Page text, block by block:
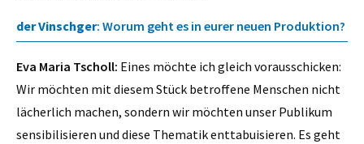
der Vinschger: Worum geht es in eurer neuen Produktion?
Eva Maria Tscholl: Eines möchte ich gleich vorausschicken:
Wir möchten mit diesem Stück betroffene Menschen nicht
lächerlich machen, sondern wir möchten unser Publikum
sensibilisieren und diese Thematik enttabuisieren. Es geht